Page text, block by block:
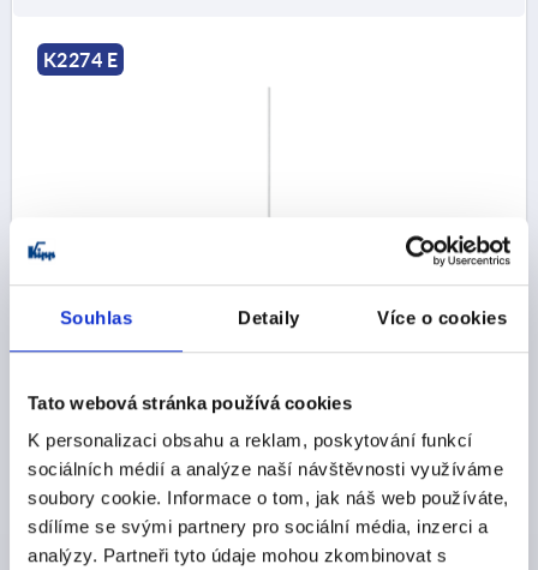
Souhlas Detaily Více o cookies
Tato webová stránka používá cookies
K personalizaci obsahu a reklam, poskytování funkcí
sociálních médií a analýze naší návštěvnosti využíváme
soubory cookie. Informace o tom, jak náš web používáte,
sdílíme se svými partnery pro sociální média, inzerci a
analýzy. Partneři tyto údaje mohou zkombinovat s
K2274 E
KULATÁ TYČ BEZ OKA, PROV.:E S PLOCHÝM KONCEM,
L=900, OCEL POZINKOVÁNO
PROVEDENÍ=E
TYP PROVEDENÍ=S PLOCHÝM KONCEM
PROVEDENÍ 1=BEZ OKA
ŠÍŘKA=16
PRŮMĚR=8
CZK122.69
bez DPH
DETAILY